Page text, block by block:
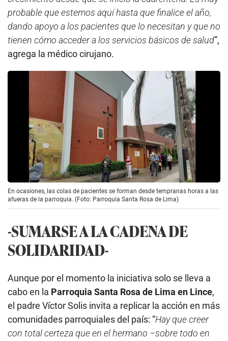
probable que estemos aquí hasta que finalice el año,
dando apoyo a los pacientes que lo necesitan y que no
tienen cómo acceder a los servicios básicos de salud”,
agrega la médico cirujano.
En ocasiones, las colas de pacientes se forman desde tempranas horas a las
afueras de la parroquia. (Foto: Parroquia Santa Rosa de Lima)
-SUMARSE A LA CADENA DE
SOLIDARIDAD-
Aunque por el momento la iniciativa solo se lleva a
cabo en la Parroquia Santa Rosa de Lima en Lince,
el padre Víctor Solis invita a replicar la acción en más
comunidades parroquiales del país: “Hay que creer
con total certeza que en el hermano –sobre todo en